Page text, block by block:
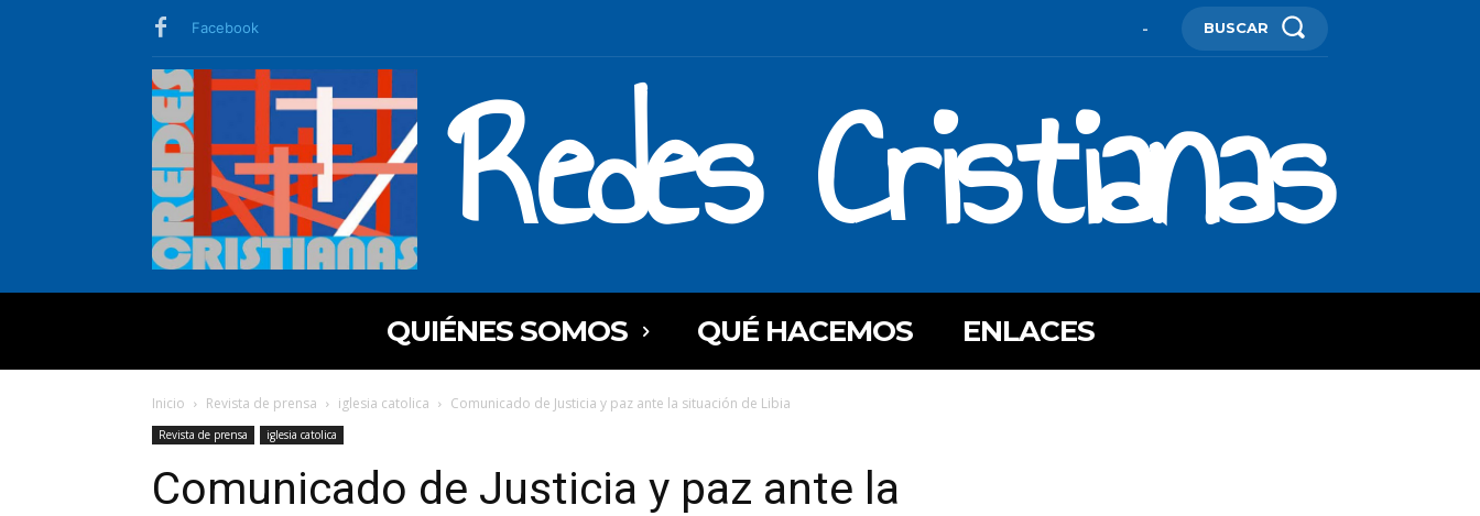
Facebook - BUSCAR
Redes Cristianas
QUIÉNES SOMOS QUÉ HACEMOS ENLACES
Inicio Revista de prensa iglesia catolica Comunicado de Justicia y paz ante la situación de Libia
Revista de prensa iglesia catolica
Comunicado de Justicia y paz ante la